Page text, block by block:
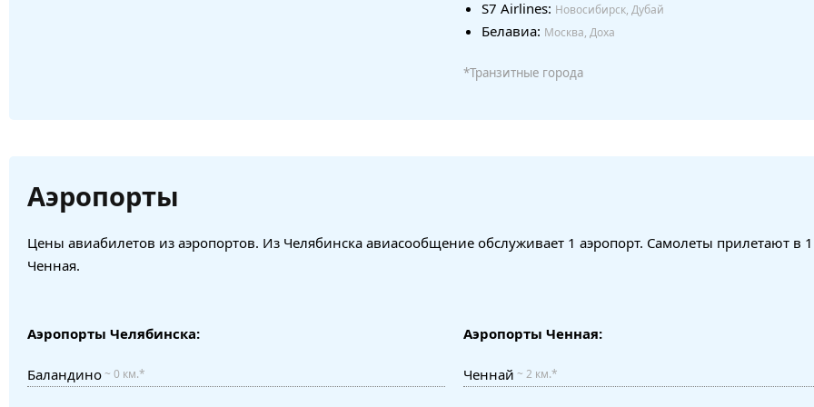
S7 Airlines: Новосибирск, Дубай
Белавиа: Москва, Доха
*Транзитные города
Аэропорты
Цены авиабилетов из аэропортов. Из Челябинска авиасообщение обслуживает 1 аэропорт. Самолеты прилетают в
Ченная.
Аэропорты Челябинска:
Баландино~ 0 км.*
Аэропорты Ченная:
Ченнай ~ 2 км.*